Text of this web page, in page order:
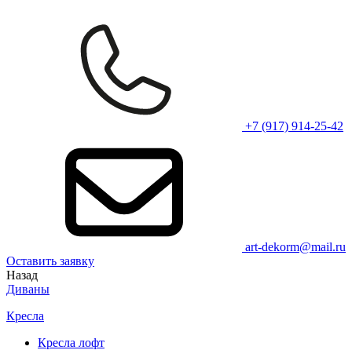
+7 (917) 914-25-42
art-dekorm@mail.ru
Оставить заявку
Назад
Диваны
Кресла
Кресла лофт